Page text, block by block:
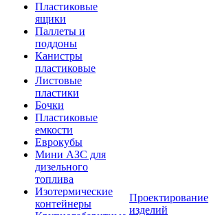
Пластиковые
ящики
Паллеты и
поддоны
Канистры
пластиковые
Листовые
пластики
Бочки
Пластиковые
емкости
Еврокубы
Мини АЗС для
дизельного
топлива
Изотермические
контейнеры
Проектирование
изделий